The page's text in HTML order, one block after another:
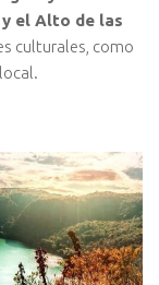
el Alto de las
culturales, como